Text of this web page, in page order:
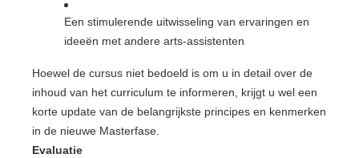
Een stimulerende uitwisseling van ervaringen en
ideeën met andere arts-assistenten
Hoewel de cursus niet bedoeld is om u in detail over de
inhoud van het curriculum te informeren, krijgt u wel een
korte update van de belangrijkste principes en kenmerken
in de nieuwe Masterfase.
Evaluatie